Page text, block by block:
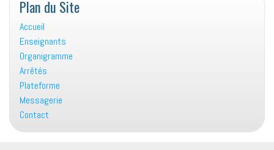
Plan du Site
Accueil
Enseignants
Organigramme
Arrêtés
Plateforme
Messagerie
Contact